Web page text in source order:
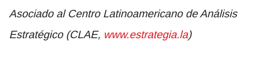
Asociado al Centro Latinoamericano de Análisis
Estratégico (CLAE, www.estrategia.la)